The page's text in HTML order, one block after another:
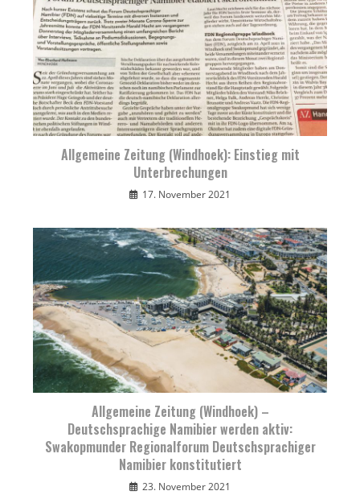
Allgemeine Zeitung (Windhoek): Einstieg mit
Unterbrechungen
17. November 2021
Allgemeine Zeitung (Windhoek) –
Deutschsprachige Namibier werden aktiv:
Swakopmunder Regionalforum Deutschsprachiger
Namibier konstitutiert
23. November 2021